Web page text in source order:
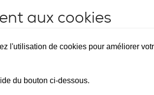
(at)admin.vs.ch
aux cookies
l'utilisation de cookies pour améliorer
du bouton ci-dessous.